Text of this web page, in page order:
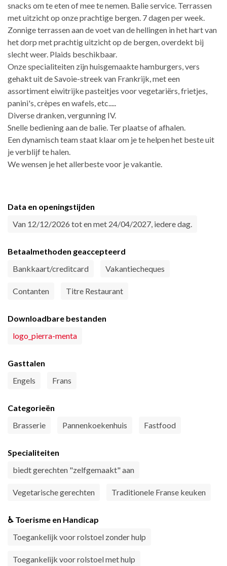
snacks om te eten of mee te nemen. Balie service. Terrassen
met uitzicht op onze prachtige bergen. 7 dagen per week.
Zonnige terrassen aan de voet van de hellingen in het hart van
het dorp met prachtig uitzicht op de bergen, overdekt bij
slecht weer. Plaids beschikbaar.
Onze specialiteiten zijn huisgemaakte hamburgers, vers
gehakt uit de Savoie-streek van Frankrijk, met een
assortiment eiwitrijke pasteitjes voor vegetariërs, frietjes,
panini's, crèpes en wafels, etc.....
Diverse dranken, vergunning IV.
Snelle bediening aan de balie. Ter plaatse of afhalen.
Een dynamisch team staat klaar om je te helpen het beste uit
je verblijf te halen.
We wensen je het allerbeste voor je vakantie.
Data en openingstijden
Van 12/12/2026 tot en met 24/04/2027, iedere dag.
Betaalmethoden geaccepteerd
Bankkaart/creditcard
Vakantiecheques
Contanten Titre Restaurant
Downloadbare bestanden
logo_pierra-menta
Gasttalen
Engels
Frans
Categorieën
Brasserie
Pannenkoekenhuis Fastfood
Specialiteiten
biedt gerechten "zelfgemaakt" aan
Vegetarische gerechten Traditionele Franse keuken
♿ Toerisme en Handicap
Toegankelijk voor rolstoel zonder hulp
Toegankelijk voor rolstoel met hulp